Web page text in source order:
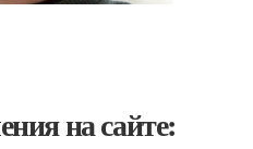
на сайте: